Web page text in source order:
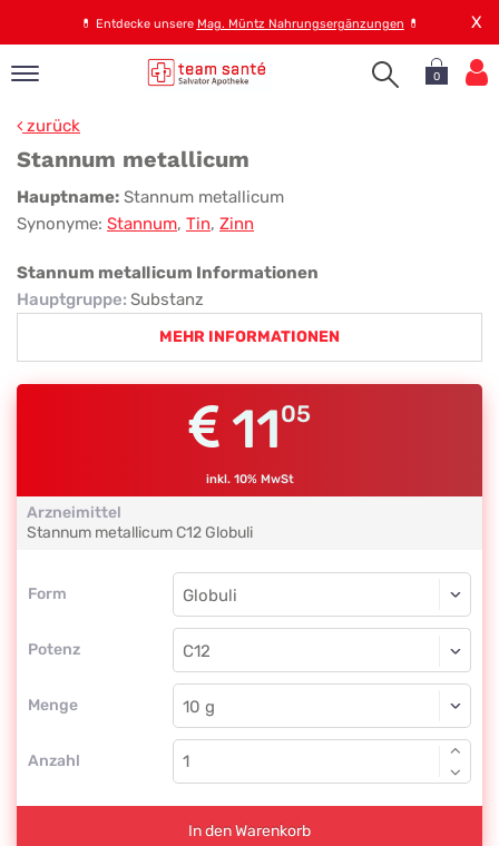
💊 Entdecke unsere Mag. Müntz Nahrungsergänzungen 💊 X
0
zurück
Stannum metallicum
Stannum
metallicum
Hauptname: Stannum metallicum
Synonyme: Stannum, Tin, Zinn
Stannum metallicum Informationen
Hauptgruppe: Substanz
MEHR INFORMATIONEN
1105
inkl. 10% MwSt
Arzneimittel
Stannum metallicum C12 Globuli
Form
Form
Potenz
Globuli
C12
Menge
Globuli
Anzahl
In den Warenkorb